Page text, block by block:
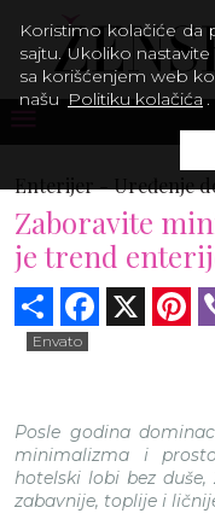
Enterijer -Uređenje
Zaboravite
je trend
Share Facebook
Envato
Posle godina
minimalizma i
hotelski lobi bez
zabavnije, toplije i
Koristimo kolačiće da
sajtu. Ukoliko
sa korišćenjem web
našu Politiku kolačića .